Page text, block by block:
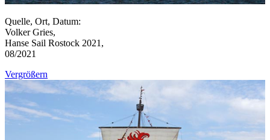
Quelle, Ort, Datum:
Volker Gries,
Hanse Sail Rostock 2021,
08/2021
Vergrößern